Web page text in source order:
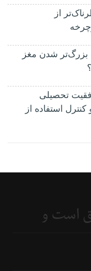
از
شدن مغز
تحصیلی
استفاده از
است و